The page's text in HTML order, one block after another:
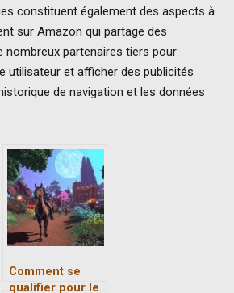
constituent également des aspects à
sur Amazon qui partage des
nombreux partenaires tiers pour
utilisateur et afficher des publicités
de navigation et les données
Comment se
qualifier pour le